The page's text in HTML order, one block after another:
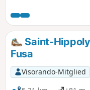
Höhenunterschiede.
Saint-
Fusa
Visorando-Mitglied